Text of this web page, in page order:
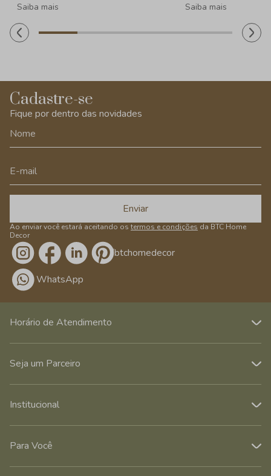
Saiba mais Saiba mais
Cadastre-se
Fique por dentro das novidades
Enviar
Ao enviar você estará aceitando os termos e condições da BTC Home
Decor
/btchomedecor
WhatsApp
Horário de Atendimento
Seja um Parceiro
Institucional
Para Você